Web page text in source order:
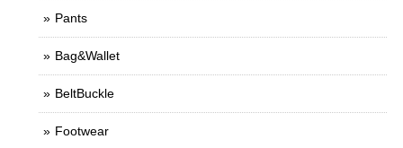
Pants
Bag&Wallet
BeltBuckle
Footwear